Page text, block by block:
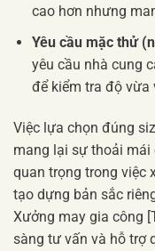
cao hơn nhưng
Yêu cầu mặc thử
yêu cầu nhà cung
để kiểm tra độ vừa
Việc lựa chọn đúng
mang lại sự thoải
quan trọng trong việc
tạo dựng bản sắc
Xưởng may gia công
sàng tư vấn và hỗ trợ